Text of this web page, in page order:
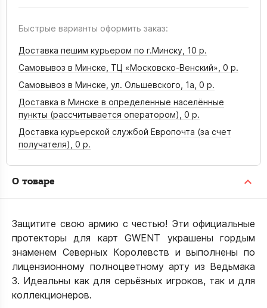
Быстрые варианты оформить заказ:
Доставка пешим курьером по г.Минску, 10 р.
Самовывоз в Минске, ТЦ «Московско-Венский», 0 р.
Самовывоз в Минске, ул. Ольшевского, 1а, 0 р.
Доставка в Минске в определенные населённые
пункты (рассчитывается оператором), 0 р.
Доставка курьерской службой Европочта (за счет
получателя), 0 р.
О товаре
Защитите свою армию с честью! Эти официальные
протекторы для карт GWENT украшены гордым
знаменем Северных Королевств и выполнены по
лицензионному полноцветному арту из Ведьмака
3. Идеальны как для серьёзных игроков, так и для
коллекционеров.